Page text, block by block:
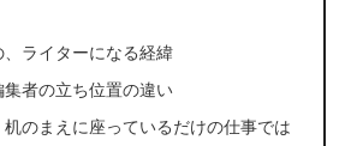
ライターになる経緯
者の立ち位置の違い
のまえに座っているだけの仕事では